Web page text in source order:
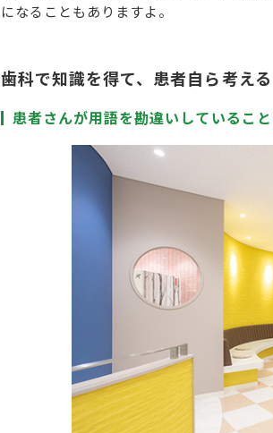
になることもありますよ。
歯科で知識を得て、患者自ら考え
患者さんが用語を勘違いしていること